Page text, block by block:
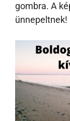
gombra. A
ünnepeltnek!